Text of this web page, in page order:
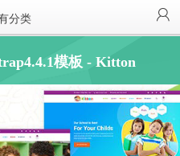
分类
模板 - Kitton